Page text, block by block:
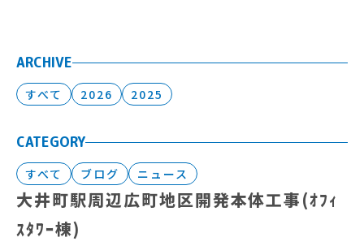
ARCHIVE
すべて 2026 2025
CATEGORY
すべて ブログ ニュース
大井町駅周辺広町地区開発本体工事(ｵﾌｨ
ｽﾀﾜｰ棟)